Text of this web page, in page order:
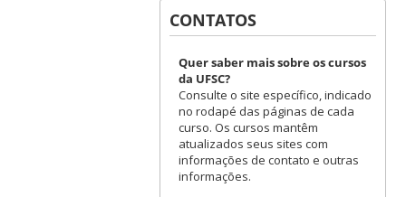
CONTATOS
Quer saber mais sobre os cursos
da UFSC?
Consulte o site específico, indicado
no rodapé das páginas de cada
curso. Os cursos mantêm
atualizados seus sites com
informações de contato e outras
informações.